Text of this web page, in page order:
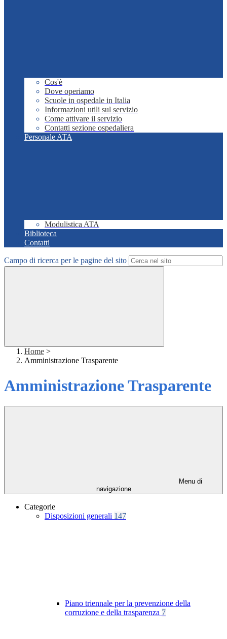
Cos'è
Dove operiamo
Scuole in ospedale in Italia
Informazioni utili sul servizio
Come attivare il servizio
Contatti sezione ospedaliera
Personale ATA
Modulistica ATA
Biblioteca
Contatti
Campo di ricerca per le pagine del sito
Home >
Amministrazione Trasparente
Amministrazione Trasparente
Menu di
navigazione
Categorie
Disposizioni generali 147
Piano triennale per la prevenzione della
corruzione e della trasparenza 7